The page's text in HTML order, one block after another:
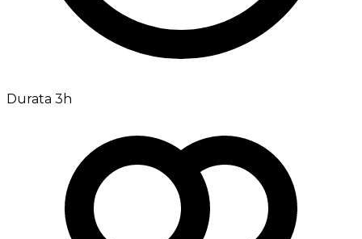
Durata 3h